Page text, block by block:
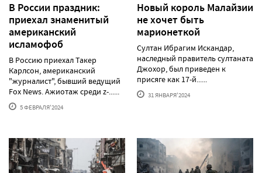
В России праздник:
приехал знаменитый
американский
исламофоб
В Россию приехал Такер
Карлсон, американский
"журналист", бывший ведущий
Fox News. Ажиотаж среди z-......
5 ФЕВРАЛЯ'2024
Новый король Малайзии
не хочет быть
марионеткой
Султан Ибрагим Искандар,
наследный правитель султаната
Джохор, был приведен к
присяге как 17-й......
31 ЯНВАРЯ'2024